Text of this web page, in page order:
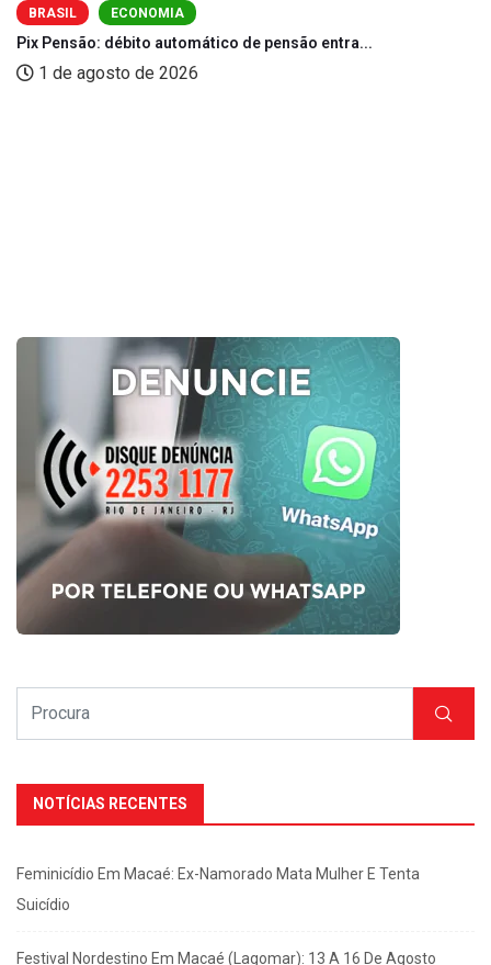
BRASIL ECONOMIA
Pix Pensão: débito automático de pensão entra...
1 de agosto de 2026
NOTÍCIAS RECENTES
Feminicídio Em Macaé: Ex-Namorado Mata Mulher E Tenta
Suicídio
Festival Nordestino Em Macaé (Lagomar): 13 A 16 De Agosto